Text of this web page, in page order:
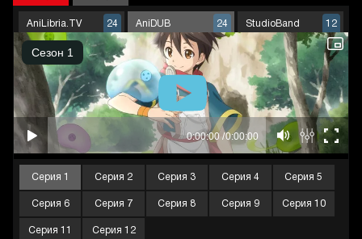
AniLibria.TV 24 AniDUB 24 StudioBand 12
Серия 1 Серия 2 Серия 3 Серия 4 Серия 5
Серия 6 Серия 7 Серия 8 Серия 9 Серия 10
Серия 11 Серия 12